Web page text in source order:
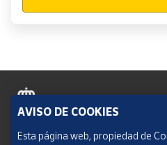
Política de cookies
AVISO DE COOKIES
Esta página web, propiedad de